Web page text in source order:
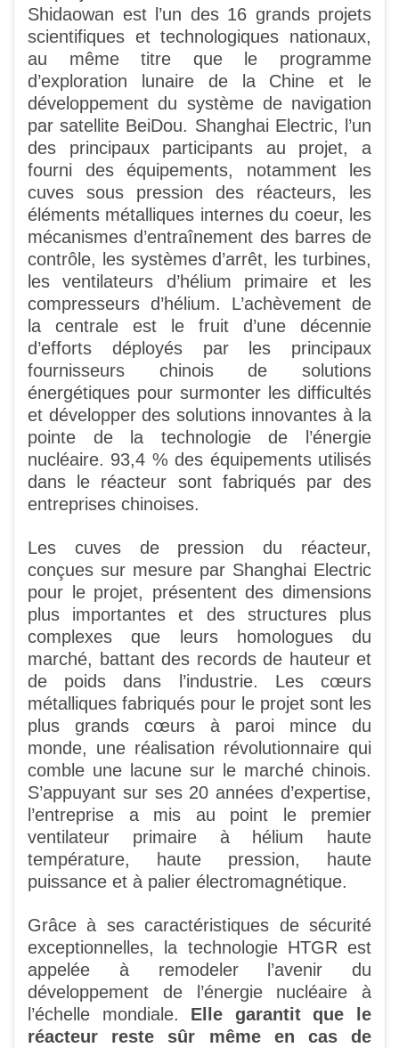
Shidaowan est l’un des 16 grands projets
scientifiques et technologiques nationaux,
au même titre que le programme
d’exploration lunaire de la Chine et le
développement du système de navigation
par satellite BeiDou. Shanghai Electric, l’un
des principaux participants au projet, a
fourni des équipements, notamment les
cuves sous pression des réacteurs, les
éléments métalliques internes du coeur, les
mécanismes d’entraînement des barres de
contrôle, les systèmes d’arrêt, les turbines,
les ventilateurs d’hélium primaire et les
compresseurs d’hélium. L’achèvement de
la centrale est le fruit d’une décennie
d’efforts déployés par les principaux
fournisseurs chinois de solutions
énergétiques pour surmonter les difficultés
et développer des solutions innovantes à la
pointe de la technologie de l’énergie
nucléaire. 93,4 % des équipements utilisés
dans le réacteur sont fabriqués par des
entreprises chinoises.
Les cuves de pression du réacteur,
conçues sur mesure par Shanghai Electric
pour le projet, présentent des dimensions
plus importantes et des structures plus
complexes que leurs homologues du
marché, battant des records de hauteur et
de poids dans l’industrie. Les cœurs
métalliques fabriqués pour le projet sont les
plus grands cœurs à paroi mince du
monde, une réalisation révolutionnaire qui
comble une lacune sur le marché chinois.
S’appuyant sur ses 20 années d’expertise,
l’entreprise a mis au point le premier
ventilateur primaire à hélium haute
température, haute pression, haute
puissance et à palier électromagnétique.
Grâce à ses caractéristiques de sécurité
exceptionnelles, la technologie HTGR est
appelée à remodeler l’avenir du
développement de l’énergie nucléaire à
l’échelle mondiale. Elle garantit que le
réacteur reste sûr même en cas de